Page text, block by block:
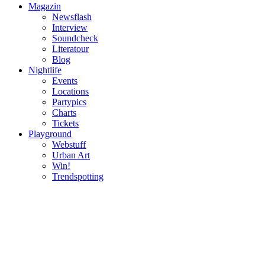
Magazin
Newsflash
Interview
Soundcheck
Literatour
Blog
Nightlife
Events
Locations
Partypics
Charts
Tickets
Playground
Webstuff
Urban Art
Win!
Trendspotting